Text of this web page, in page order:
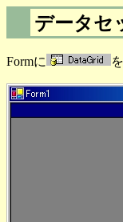
データセ
Formに